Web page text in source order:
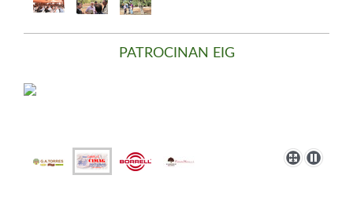
PATROCINAN EIG